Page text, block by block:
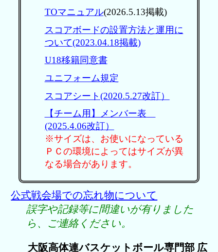
TOマニュアル(2026.5.13掲載)
スコアボードの設置方法と運用に
ついて(2023.04.18掲載)
U18移籍同意書
ユニフォーム規定
スコアシート(2020.5.27改訂）
【チーム用】メンバー表
(2025.4.06改訂）
※サイズは、お使いになっている
ＰＣの環境によってはサイズが異
なる場合があります。
公式戦会場での忘れ物について
誤字や記録等に間違いが有りました
ら、ご連絡ください。
大阪高体連バスケットボール専門部 広